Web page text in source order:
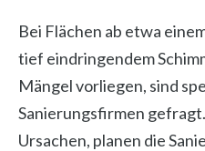
Bei Flächen ab etwa
tief eindringendem
Mängel vorliegen, sind
Sanierungsfirmen
Ursachen, planen die